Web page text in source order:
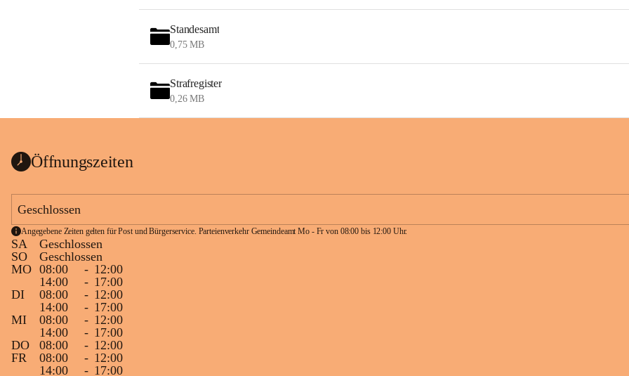
Standesamt
0,75 MB
Strafregister
0,26 MB
Öffnungszeiten
Geschlossen
Angegebene Zeiten gelten für Post und Bürgerservice. Parteienverkehr Gemeindeamt Mo - Fr von 08:00 bis 12:00 Uhr.
SA
Geschlossen
SO
Geschlossen
MO 08:00 - 12:00
14:00
- 17:00
DI
08:00 - 12:00
14:00
- 17:00
MI
08:00 - 12:00
14:00
- 17:00
DO
08:00 - 12:00
FR
08:00 - 12:00
14:00
- 17:00